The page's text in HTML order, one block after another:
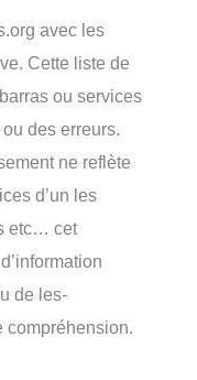
avec les
Cette liste de
ou services
des erreurs.
ne reflète
d’un les
etc… cet
de les-
compréhension.